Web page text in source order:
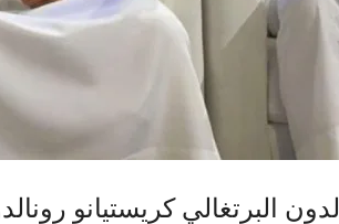
الدون البرتغالي كريستيانو